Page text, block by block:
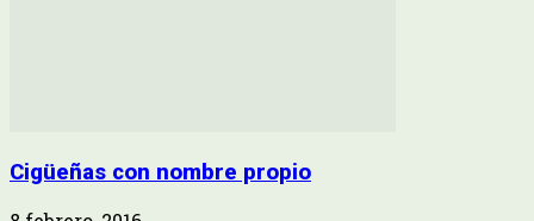
Cigüeñas con nombre propio